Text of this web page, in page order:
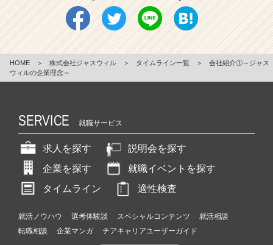
HOME ＞ 株式会社ジャスウィル ＞ タイムライン一覧 ＞
会社紹介①～ジャス
ウィルの企業理念～
SERVICE 就職サービス
求人を探す
説明会を探す
企業を探す
就職イベントを探す
タイムライン
適性検査
就活ノウハウ 選考体験談 スペシャルコンテンツ
就活相談
転職相談
企業マンガ チアキャリアユーザーガイド